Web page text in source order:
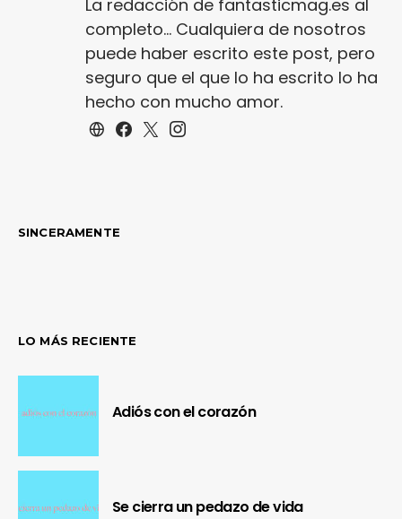
La redacción de fantasticmag.es al
completo... Cualquiera de nosotros
puede haber escrito este post, pero
seguro que el que lo ha escrito lo ha
hecho con mucho amor.
SINCERAMENTE
LO MÁS RECIENTE
Adiós con el corazón
Se cierra un pedazo de vida